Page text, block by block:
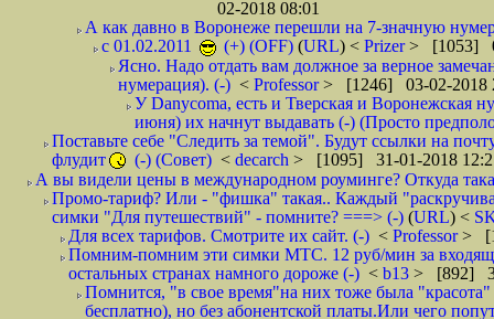
02-2018 08:01
А как давно в Воронеже перешли на 7-значную
с 01.02.2011
(+) (OFF) (URL) < Prizer> [1053]
Ясно. Надо отдать вам должное за верное
нумерация). (-) < Professor> [1246] 03-02-2018
У Danycoma, есть и Тверская и Воронежская
июня) их начнут выдавать (-) (Просто
Поставьте себе "Следить за темой". Будут ссылки на
флудит
(-) (Совет) < decarch > [1095] 31-01-2018
А вы видели цены в международном роуминге? Откуда
Промо-тариф? Или - "фишка" такая.. Каждый
симки "Для путешествий" - помните? ===> (-) (URL) <
Для всех тарифов. Смотрите их сайт. (-) < Professor>
Помним-помним эти симки МТС. 12 руб/мин за
остальных странах намного дороже (-) < b13 > [892]
Помнится, "в свое время"на них тоже была
бесплатно), но без абонентской платы.Или чего